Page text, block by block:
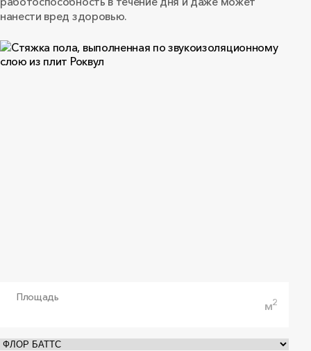
пожарной безопасности №
Декларация соответствия №
нанести вред здоровью.
Площадь
м2